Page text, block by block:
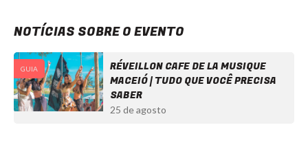
NOTÍCIAS SOBRE O EVENTO
GUIA
RÉVEILLON CAFE DE LA MUSIQUE
MACEIÓ | TUDO QUE VOCÊ PRECISA
SABER
25 de agosto